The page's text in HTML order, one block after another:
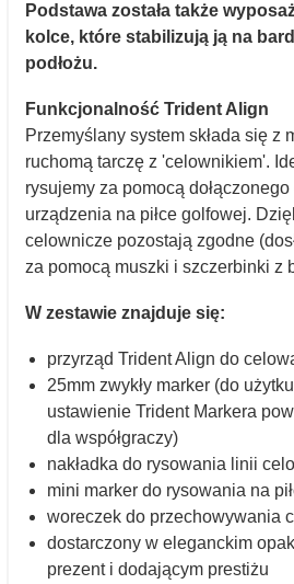
Podstawa została także
kolce, które stabilizują ją na
podłożu.
Funkcjonalność Trident Align
Przemyślany system składa się z
ruchomą tarczę z 'celownikiem'.
rysujemy za pomocą
urządzenia na piłce golfowej.
celownicze pozostają zgodne
za pomocą muszki i szczerbinki z
W zestawie znajduje się:
przyrząd Trident Align do
25mm zwykły marker (do
ustawienie Trident Markera
dla współgraczy)
nakładka do rysowania linii
mini marker do rysowania na
woreczek do przechowywania
dostarczony w eleganckim
prezent i dodającym prestiżu